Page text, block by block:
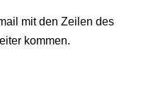
mit den Zeilen des
kommen.